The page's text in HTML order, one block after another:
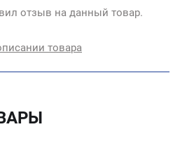
отзыв на данный товар.
товара